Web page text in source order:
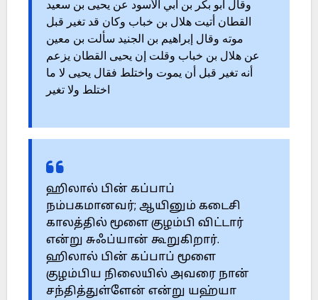
وقال أبو بكر بن أبي الأسود عن يحيى بن سعيد
القطان أتيت هلال بن خباب وكان قد تغير قبل
موته وقال إبراهيم بن الجنيد سألت بن معين
عن هلال بن خباب وقلت إن يحيى القطان يزعم
أنه تغير قبل أن يموت واختلط فقال يحيى لا ما
اختلط ولا تغير
ஹிலால் பின் கப்பாப்
நம்பகமானவர்; ஆயினும் கடைசி
காலத்தில் மூளை குழம்பி விட்டார்
என்று சுஃப்யான் கூறுகிறார்.
ஹிலால் பின் கப்பாப் மூளை
குழம்பிய நிலையில் அவரை நான்
சந்தித்துள்ளேன் என்று யஹ்யா